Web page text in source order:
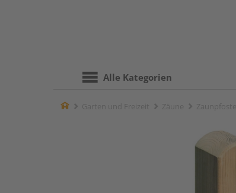
Alle Kategorien
Home